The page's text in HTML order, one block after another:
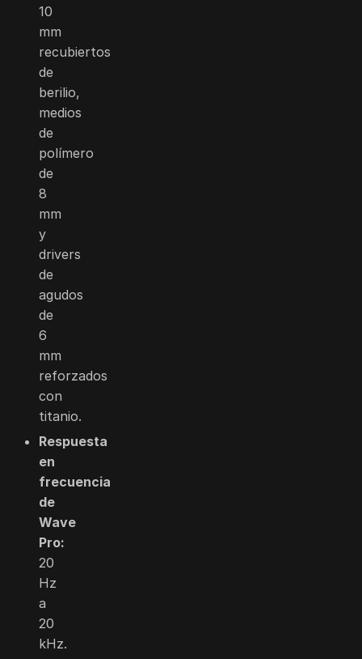
10
mm
recubiertos
de
berilio,
medios
de
polímero
de
8
mm
y
drivers
de
agudos
de
6
mm
reforzados
con
titanio.
Respuesta
en
frecuencia
de
Wave
Pro:
20
Hz
a
20
kHz.